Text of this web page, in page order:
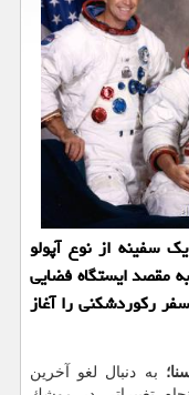
كوتاه كننده لینك: روز 16 نوامبر 1973 یك سفینه از نوع آپولو
به مقصد ایستگاه فضایی
ركوردشكنی را آغاز
به دنبال لغو آخرین